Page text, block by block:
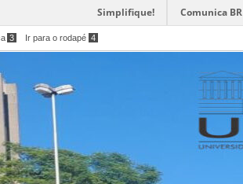
Simplifique! Comunica BR
3 Ir para o rodapé 4